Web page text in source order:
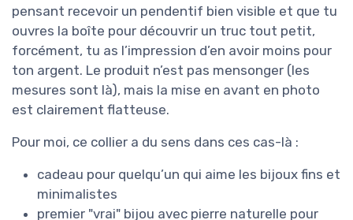
pensant recevoir un pendentif bien visible et que tu
ouvres la boîte pour découvrir un truc tout petit,
forcément, tu as l’impression d’en avoir moins pour
ton argent. Le produit n’est pas mensonger (les
mesures sont là), mais la mise en avant en photo
est clairement flatteuse.
Pour moi, ce collier a du sens dans ces cas-là :
cadeau pour quelqu’un qui aime les bijoux fins et
minimalistes
premier "vrai" bijou avec pierre naturelle pour